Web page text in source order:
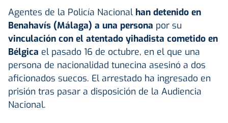
Agentes de la Policía Nacional han detenido en
Benahavís (Málaga) a una persona por su
vinculación con el atentado yihadista cometido en
Bélgica el pasado 16 de octubre, en el que una
persona de nacionalidad tunecina asesinó a dos
aficionados suecos. El arrestado ha ingresado en
prisión tras pasar a disposición de la Audiencia
Nacional.